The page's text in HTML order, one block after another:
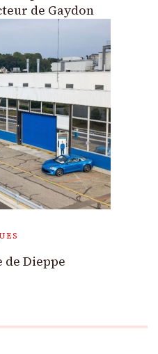
de Gaydon
de Dieppe